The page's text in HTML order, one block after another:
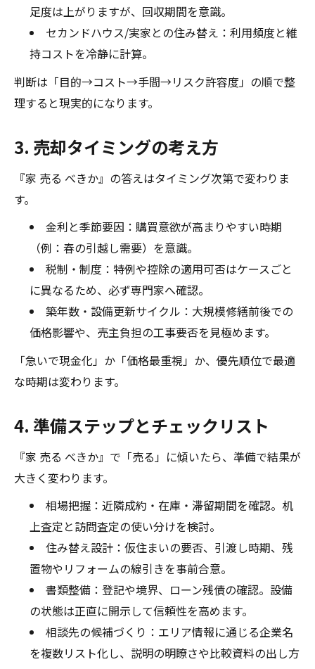
足度は上がりますが、回収期間を意識。
セカンドハウス/実家との住み替え：利用頻度と維
持コストを冷静に計算。
判断は「目的→コスト→手間→リスク許容度」の順で整
理すると現実的になります。
3. 売却タイミングの考え方
『家 売る べきか』の答えはタイミング次第で変わりま
す。
金利と季節要因：購買意欲が高まりやすい時期
（例：春の引越し需要）を意識。
税制・制度：特例や控除の適用可否はケースごと
に異なるため、必ず専門家へ確認。
築年数・設備更新サイクル：大規模修繕前後での
価格影響や、売主負担の工事要否を見極めます。
「急いで現金化」か「価格最重視」か、優先順位で最適
な時期は変わります。
4. 準備ステップとチェックリスト
『家 売る べきか』で「売る」に傾いたら、準備で結果が
大きく変わります。
相場把握：近隣成約・在庫・滞留期間を確認。机
上査定と訪問査定の使い分けを検討。
住み替え設計：仮住まいの要否、引渡し時期、残
置物やリフォームの線引きを事前合意。
書類整備：登記や境界、ローン残債の確認。設備
の状態は正直に開示して信頼性を高めます。
相談先の候補づくり：エリア情報に通じる企業名
を複数リスト化し、説明の明瞭さや比較資料の出し方